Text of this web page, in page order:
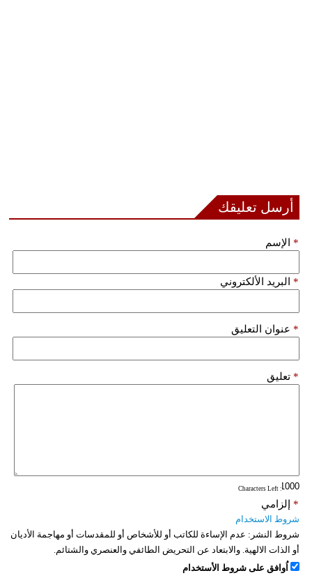
أرسل تعليقك
الإسم *
البريد الألكتروني *
عنوان التعليق *
تعليق *
: Characters Left
إلزامي *
شروط الاستخدام
شروط النشر: عدم الإساءة للكاتب أو للأشخاص أو للمقدسات أو مهاجمة الأديان
أو الذات الالهية. والابتعاد عن التحريض الطائفي والعنصري والشتائم.
اُوافق على شروط الأستخدام